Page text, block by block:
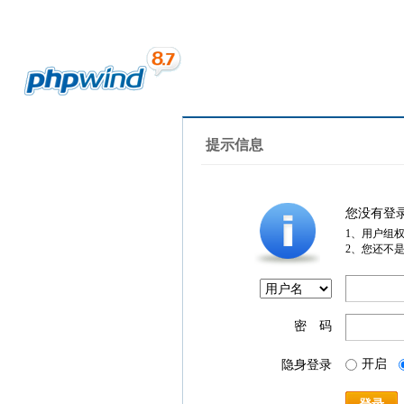
提示信息
您没有登
1、用户组
2、您还不
密 码
隐身登录 开启